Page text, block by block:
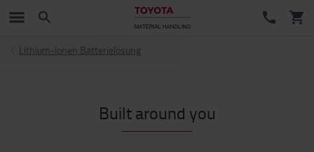
Lithium-Ionen Batterielösung
Built around you